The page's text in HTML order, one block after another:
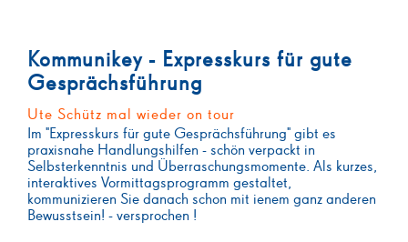
Kommunikey - Expresskurs für gute
Gesprächsführung
Ute Schütz mal wieder on tour
Im "Expresskurs für gute Gesprächsführung" gibt es
praxisnahe Handlungshilfen - schön verpackt in
Selbsterkenntnis und Überraschungsmomente. Als kurzes,
interaktives Vormittagsprogramm gestaltet,
kommunizieren Sie danach schon mit ienem ganz anderen
Bewusstsein! - versprochen !